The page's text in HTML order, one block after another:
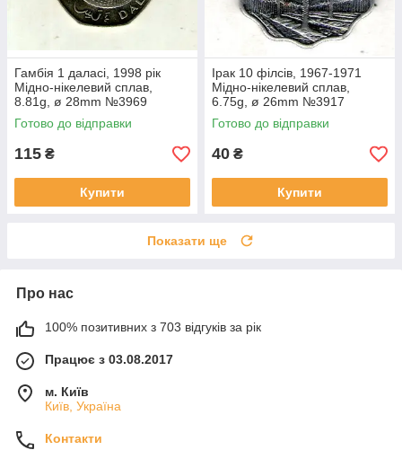
Гамбія 1 даласі, 1998 рік
Мідно-нікелевий сплав,
8.81g, ø 28mm №3969
Готово до відправки
115 ₴
Купити
Ірак 10 філсів, 1967-1971
Мідно-нікелевий сплав,
6.75g, ø 26mm №3917
Готово до відправки
40 ₴
Купити
Показати ще
Про нас
100% позитивних з 703 відгуків за рік
Працює з 03.08.2017
м. Київ
Київ, Україна
Контакти